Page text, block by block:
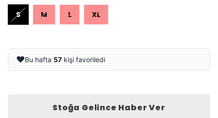
S M L XL
❤️Bu hafta 57 kişi favoriledi
Stoğa Gelince Haber Ver